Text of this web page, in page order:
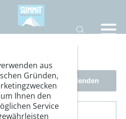
Filter ausblenden
aus
Gründen,
Ihnen den
Service